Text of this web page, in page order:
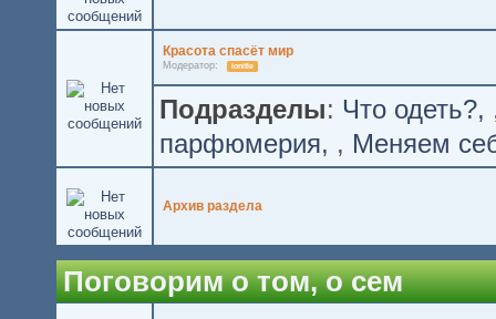
Красота спасёт мир
Модератор: ionifie
Подразделы: Что одеть?
парфюмерия
, Меняем
Архив раздела
Поговорим о том, о сем